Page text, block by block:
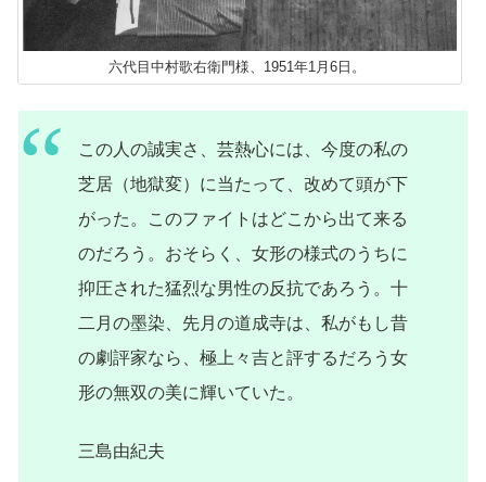
六代目中村歌右衛門様、1951年1月6日。
この人の誠実さ、芸熱心には、今度の私の
芝居（地獄変）に当たって、改めて頭が下
がった。このファイトはどこから出て来る
のだろう。おそらく、女形の様式のうちに
抑圧された猛烈な男性の反抗であろう。十
二月の墨染、先月の道成寺は、私がもし昔
の劇評家なら、極上々吉と評するだろう女
形の無双の美に輝いていた。
三島由紀夫